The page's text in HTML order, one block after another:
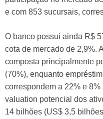
e com 853 sucursais,
O banco possui ainda R$
cota de mercado de 2,9%.
composta principalmente
(70%), enquanto
correspondem a 22% e
valuation potencial dos
14 bilhões (US$ 3,5